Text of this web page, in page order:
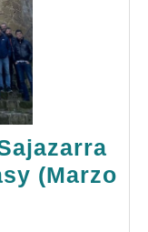
(Marzo